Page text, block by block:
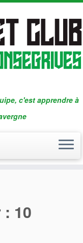
c'est apprendre à
: 10